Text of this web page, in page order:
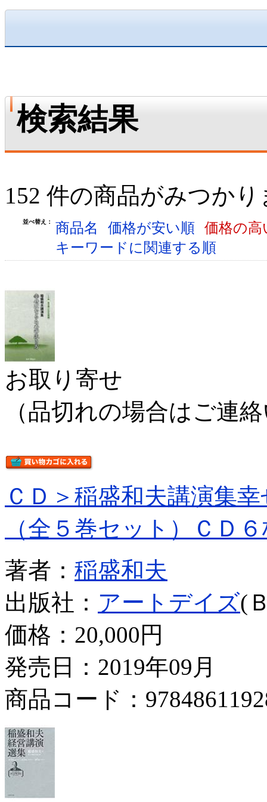
検索結果
152 件の商品がみつか
並べ替え： 商品名 価格が安い順 価格の
キーワードに関連する順
お取り寄せ
（品切れの場合はご連
ＣＤ＞稲盛和夫講演集
（全５巻セット）ＣＤ
著者： 稲盛和夫
出版社： アートデイズ(
価格： 20,000円
発売日：2019年09月
商品コード：